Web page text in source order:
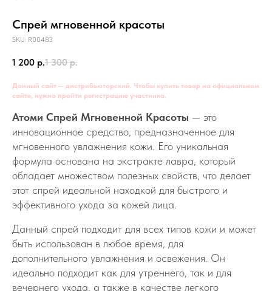
Спрей мгновенной красоты
SKU: R00483
1 200 р.1 300 р.
Данный сайт — дистрибьюторский. Чтобы купить товар на официальном
сайте, нужно пройти регистрацию участника.
Атоми Спрей Мгновенной Красоты — это
инновационное средство, предназначенное для
мгновенного увлажнения кожи. Его уникальная
формула основана на экстракте лавра, который
обладает множеством полезных свойств, что делает
этот спрей идеальной находкой для быстрого и
эффективного ухода за кожей лица.
Данный спрей подходит для всех типов кожи и может
быть использован в любое время, для
дополнительного увлажнения и освежения. Он
идеально подходит как для утреннего, так и для
вечернего ухода, а также в качестве легкого